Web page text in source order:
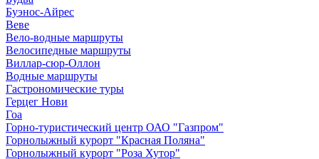
Буэнос-Айрес
Веве
Вело-водные маршруты
Велосипедные маршруты
Виллар-сюр-Оллон
Водные маршруты
Гастрономические туры
Герцег Нови
Гоа
Горно-туристический центр ОАО "Газпром"
Горнолыжный курорт "Красная Поляна"
Горнолыжный курорт "Роза Хутор"